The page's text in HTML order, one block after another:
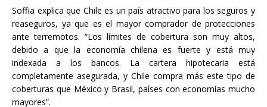
Soffia explica que Chile es un país atractivo para los seguros y
reaseguros, ya que es el mayor comprador de protecciones
ante terremotos. “Los límites de cobertura son muy altos,
debido a que la economía chilena es fuerte y está muy
indexada a los bancos. La cartera hipotecaria está
completamente asegurada, y Chile compra más este tipo de
coberturas que México y Brasil, países con economías mucho
mayores”.